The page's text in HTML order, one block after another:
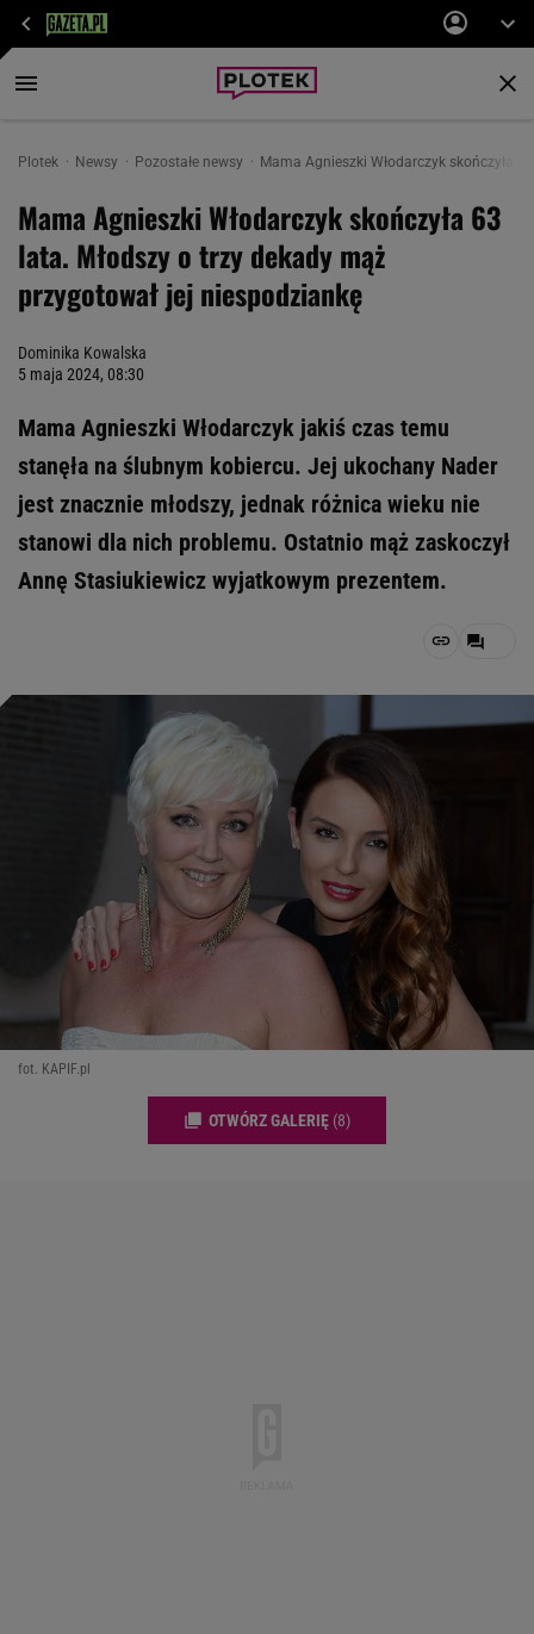
Plotek Newsy Pozostałe newsy Mama Agnieszki Włodarczyk skończyła
Mama Agnieszki Włodarczyk skończyła 63
lata. Młodszy o trzy dekady mąż
przygotował jej niespodziankę
Dominika Kowalska
5 maja 2024, 08:30
Mama Agnieszki Włodarczyk jakiś czas temu
stanęła na ślubnym kobiercu. Jej ukochany Nader
jest znacznie młodszy, jednak różnica wieku nie
stanowi dla nich problemu. Ostatnio mąż zaskoczył
Annę Stasiukiewicz wyjatkowym prezentem.
fot. KAPIF.pl
OTWÓRZ GALERIĘ (8)